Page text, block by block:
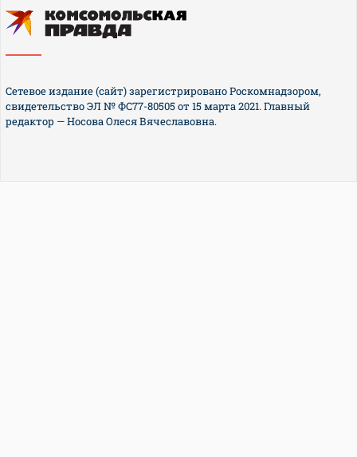
Сетевое издание (сайт) зарегистрировано Роскомнадзором,
свидетельство ЭЛ № ФС77-80505 от 15 марта 2021. Главный
редактор — Носова Олеся Вячеславовна.